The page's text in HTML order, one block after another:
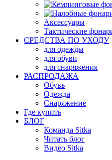
Аксессуары
Тактические
СРЕДСТВА ПО УХОДУ
для одежды
для обуви
для снаряжения
РАСПРОДАЖА
Обувь
Одежда
Снаряжение
Где купить
БЛОГ
Команда Sitka
Читать блог
Видео Sitka